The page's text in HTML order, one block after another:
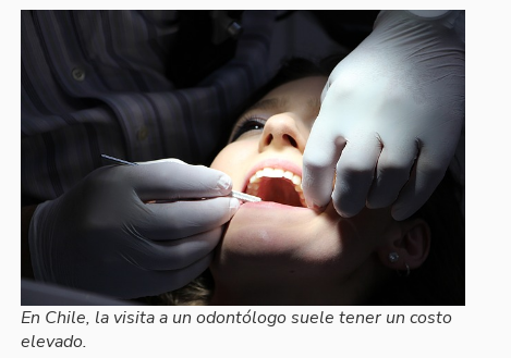
En Chile, la visita a un odontólogo suele tener un costo
elevado.